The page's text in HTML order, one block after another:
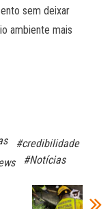
sem deixar
ambiente mais
#credibilidade
#Notícias